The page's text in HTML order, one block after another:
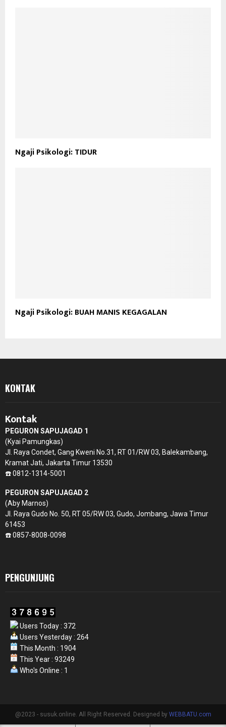
Ngaji Psikologi: TIDUR
Ngaji Psikologi: BUAH MANIS KEGAGALAN
KONTAK
Kontak
PEGURON SAPUJAGAD 1
(Kyai Pamungkas)
Jl. Raya Condet, Gang Kweni No.31, RT 01/RW 03, Balekambang,
Kramat Jati, Jakarta Timur 13530
☎️ 0812-1314-5001
PEGURON SAPUJAGAD 2
(Aby Marnos)
Jl. Raya Gudo No. 50, RT 05/RW 03, Gudo, Jombang, Jawa Timur
61453
☎️ 0857-8008-0098
PENGUNJUNG
Users Today : 372
Users Yesterday : 264
This Month : 1904
This Year : 93249
Who's Online : 1
@2023 - susuk.online. All Right Reserved. Designed by WEBBATU.com